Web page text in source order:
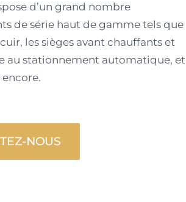
d’un grand nombre
de série haut de gamme tels que
les sièges avant chauffants et
au stationnement automatique, et
encore.
NOUS